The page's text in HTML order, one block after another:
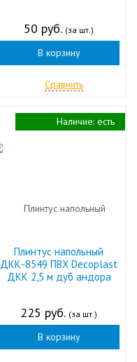
50 руб. (за шт.)
В корзину
Сравнить
Плинтус напольный
ДКК-8549 ПВХ Decoplast
ДКК 2,5 м дуб андора
225 руб. (за шт.)
В корзину
Наличие: есть